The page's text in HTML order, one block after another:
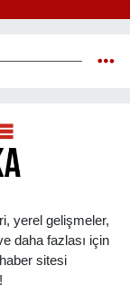
yerel gelişmeler,
daha fazlası için
sitesi